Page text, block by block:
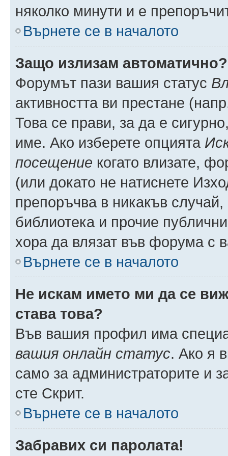
няколко минути и е
Върнете се в началото
Защо излизам автоматично?
Форумът пази вашия статус
активността ви престане
Това се прави, за да е
име. Ако изберете опцията
посещение когато влизате,
(или докато не натиснете
препоръчва в никакъв
библиотека и прочие
хора да влязат във форума с
Върнете се в началото
Не искам името ми да се
става това?
Във вашия профил има
вашия онлайн статус. Ако я
само за администраторите и
сте Скрит.
Върнете се в началото
Забравих си паролата!